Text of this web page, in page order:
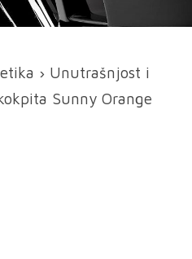
› Unutrašnjost i
Sunny Orange